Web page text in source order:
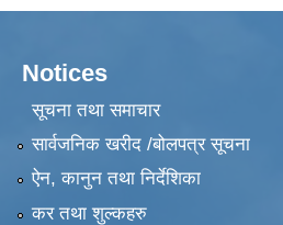
Notices
सूचना तथा समाचार
सार्वजनिक खरीद /बोलपत्र सूचना
ऐन, कानुन तथा निर्देशिका
कर तथा शुल्कहरु